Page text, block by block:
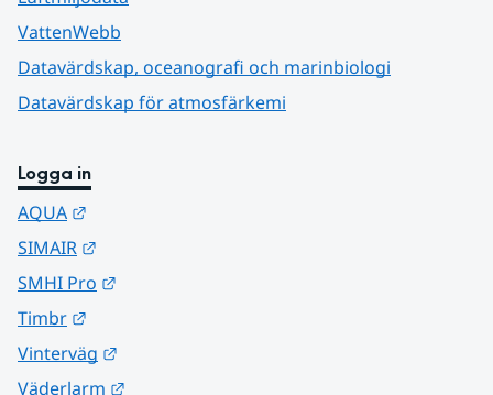
VattenWebb
Datavärdskap, oceanografi och marinbiologi
Datavärdskap för atmosfärkemi
Logga in
AQUA
SIMAIR
SMHI Pro
Timbr
Vinterväg
Väderlarm